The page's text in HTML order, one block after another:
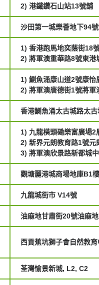
2) 港鐵鑽石山站13號舖
沙田第一城樂薈地下94
1) 香港跑馬地奕蔭街18
2) 將軍澳重華路8號東港
1) 鰂魚涌康山道2號康怡
2) 將軍澳唐德街1號將
香港鰂魚涌太古城路太
1) 九龍橫頭磡樂富廣場2
2) 新界元朗教育路1號元
3) 將軍澳欣景路新都城
觀塘麗港城商場地庫B1
九龍城街市 V14號
油麻地甘肅街20號油麻
西貢蕉坑獅子會自然教育
荃灣愉景新城, L2, C2